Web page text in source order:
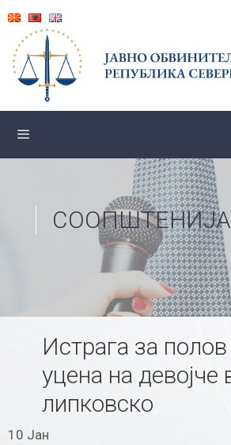
content
СООПШТЕНИЈА
Истрага за
уцена на девојче
липковско
10 Јан